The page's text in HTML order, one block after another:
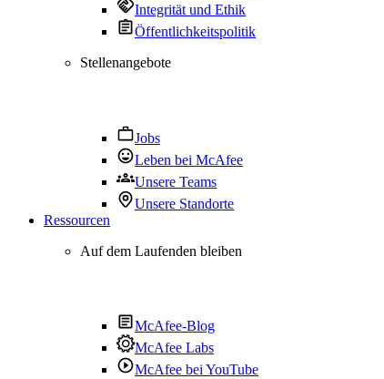
Integrität und Ethik
Öffentlichkeitspolitik
Stellenangebote
Jobs
Leben bei McAfee
Unsere Teams
Unsere Standorte
Ressourcen
Auf dem Laufenden bleiben
McAfee-Blog
McAfee Labs
McAfee bei YouTube